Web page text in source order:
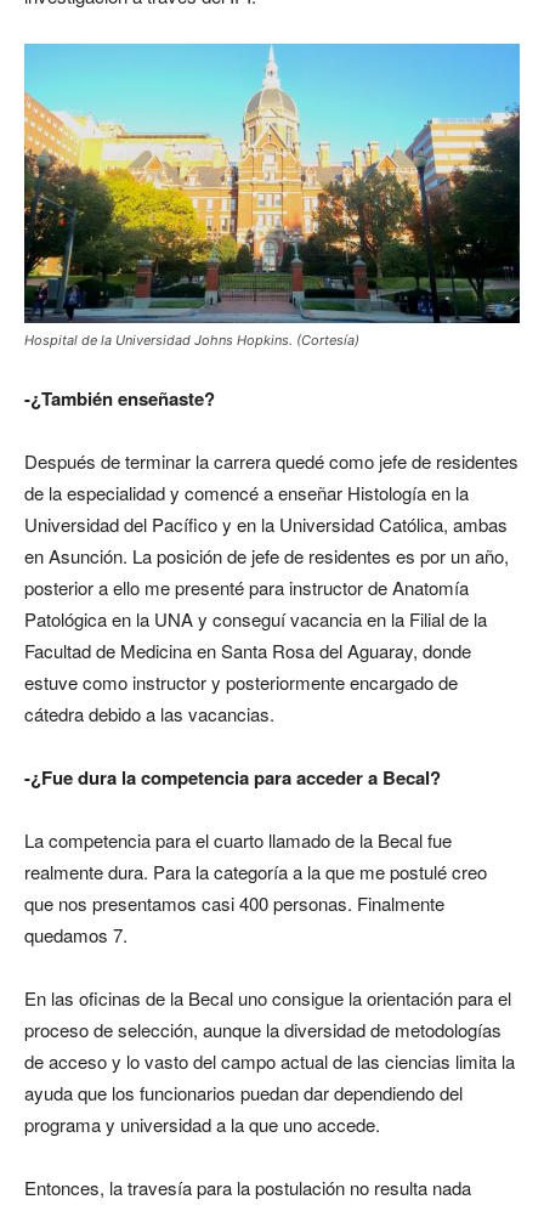
Hospital de la Universidad Johns Hopkins. (Cortesía)
-¿También enseñaste?
Después de terminar la carrera quedé como jefe de residentes
de la especialidad y comencé a enseñar Histología en la
Universidad del Pacífico y en la Universidad Católica, ambas
en Asunción. La posición de jefe de residentes es por un año,
posterior a ello me presenté para instructor de Anatomía
Patológica en la UNA y conseguí vacancia en la Filial de la
Facultad de Medicina en Santa Rosa del Aguaray, donde
estuve como instructor y posteriormente encargado de
cátedra debido a las vacancias.
-¿Fue dura la competencia para acceder a Becal?
La competencia para el cuarto llamado de la Becal fue
realmente dura. Para la categoría a la que me postulé creo
que nos presentamos casi 400 personas. Finalmente
quedamos 7.
En las oficinas de la Becal uno consigue la orientación para el
proceso de selección, aunque la diversidad de metodologías
de acceso y lo vasto del campo actual de las ciencias limita la
ayuda que los funcionarios puedan dar dependiendo del
programa y universidad a la que uno accede.
Entonces, la travesía para la postulación no resulta nada